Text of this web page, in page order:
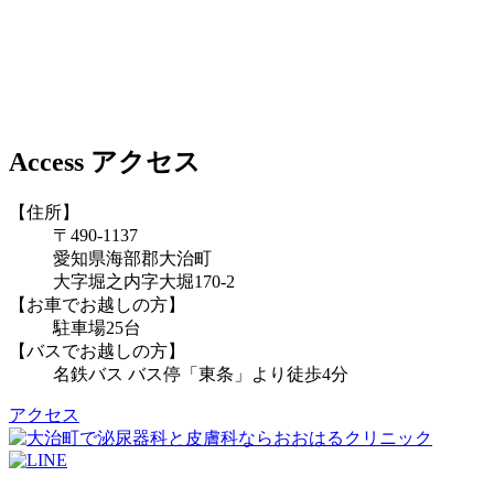
Access アクセス
【住所】
〒490-1137
愛知県海部郡大治町
大字堀之内字大堀170-2
【お車でお越しの方】
駐車場25台
【バスでお越しの方】
名鉄バス バス停「東条」より徒歩4分
アクセス